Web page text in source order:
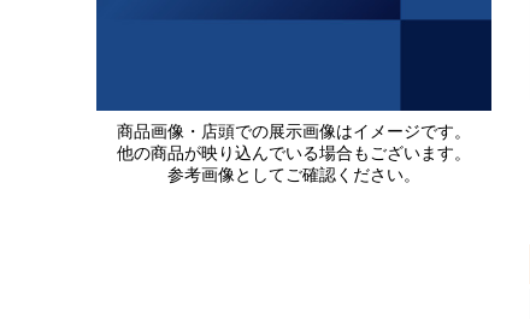
商品画像・店頭での展示画像はイメージです。
他の商品が映り込んでいる場合もございます。
参考画像としてご確認ください。